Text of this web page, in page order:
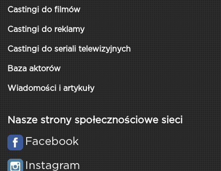
Castingi do filmów
Castingi do reklamy
Castingi do seriali telewizyjnych
Baza aktorów
Wiadomości i artykuły
Nasze strony społecznościowe sieci
Facebook
Instagram